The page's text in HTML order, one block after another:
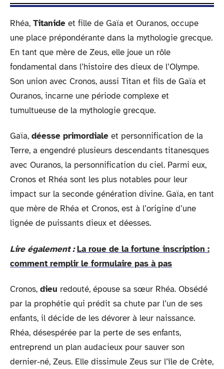
Rhéa, Titanide et fille de Gaïa et Ouranos, occupe
une place prépondérante dans la mythologie grecque.
En tant que mère de Zeus, elle joue un rôle
fondamental dans l’histoire des dieux de l’Olympe.
Son union avec Cronos, aussi Titan et fils de Gaïa et
Ouranos, incarne une période complexe et
tumultueuse de la mythologie grecque.
Gaïa, déesse primordiale et personnification de la
Terre, a engendré plusieurs descendants titanesques
avec Ouranos, la personnification du ciel. Parmi eux,
Cronos et Rhéa sont les plus notables pour leur
impact sur la seconde génération divine. Gaïa, en tant
que mère de Rhéa et Cronos, est à l’origine d’une
lignée de puissants dieux et déesses.
Lire également : La roue de la fortune inscription :
comment remplir le formulaire pas à pas
Cronos, dieu redouté, épouse sa sœur Rhéa. Obsédé
par la prophétie qui prédit sa chute par l’un de ses
enfants, il décide de les dévorer à leur naissance.
Rhéa, désespérée par la perte de ses enfants,
entreprend un plan audacieux pour sauver son
dernier-né, Zeus. Elle dissimule Zeus sur l’île de Crète,